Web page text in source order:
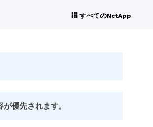
すべてのNetApp
優先されます。